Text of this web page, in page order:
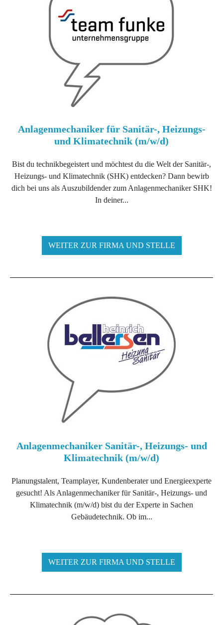
Anlagenmechaniker für Sanitär-, Heizungs-
und Klimatechnik (m/w/d)
Bist du technikbegeistert und möchtest du die Welt der Sanitär-,
Heizungs- und Klimatechnik (SHK) entdecken? Dann bewirb
dich bei uns als Auszubildender zum Anlagenmechaniker SHK!
In deiner...
WEITER ZUR FIRMA UND STELLE
Anlagenmechaniker Sanitär-, Heizungs- und
Klimatechnik (m/w/d)
Planungstalent, Teamplayer, Kundenberater und Energieexperte
gesucht! Als Anlagenmechaniker für Sanitär-, Heizungs- und
Klimatechnik (m/w/d) bist du der Experte in Sachen
Gebäudetechnik. Ob im...
WEITER ZUR FIRMA UND STELLE